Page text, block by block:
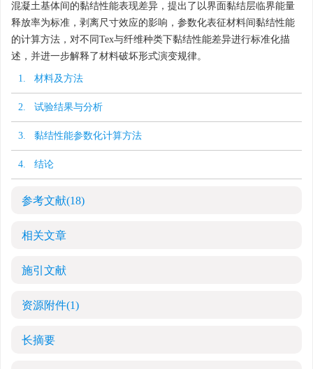
混凝土基体间的黏结性能表现差异，提出了以界面黏结层临界能量
释放率为标准，剥离尺寸效应的影响，参数化表征材料间黏结性能
的计算方法，对不同Tex与纤维种类下黏结性能差异进行标准化描
述，并进一步解释了材料破坏形式演变规律。
1. 材料及方法
2. 试验结果与分析
3. 黏结性能参数化计算方法
4. 结论
参考文献(18)
相关文章
施引文献
资源附件(1)
长摘要